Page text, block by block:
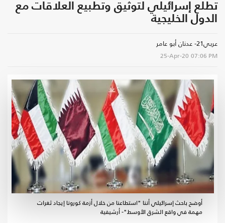
تطلع إسرائيلي لتوثيق وتطبيع العلاقات مع
الدول الخليجية
عربي21- عدنان أبو عامر
25-Apr-20 07:06 PM
أوضح باحث إسرائيلي أننا "استطاعنا من خلال أزمة كورونا إيجاد ثغرات
مهمة في واقع الشرق الأوسط"- أرشيفية